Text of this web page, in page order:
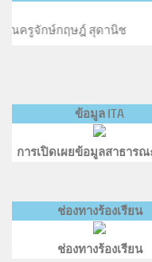
คุณครูศศิป
ข้อมูล ITA
การเปิดเผยข้อมูลสาธารณ
ช่องทางร้องเรียน
ช่องทางร้องเรียน